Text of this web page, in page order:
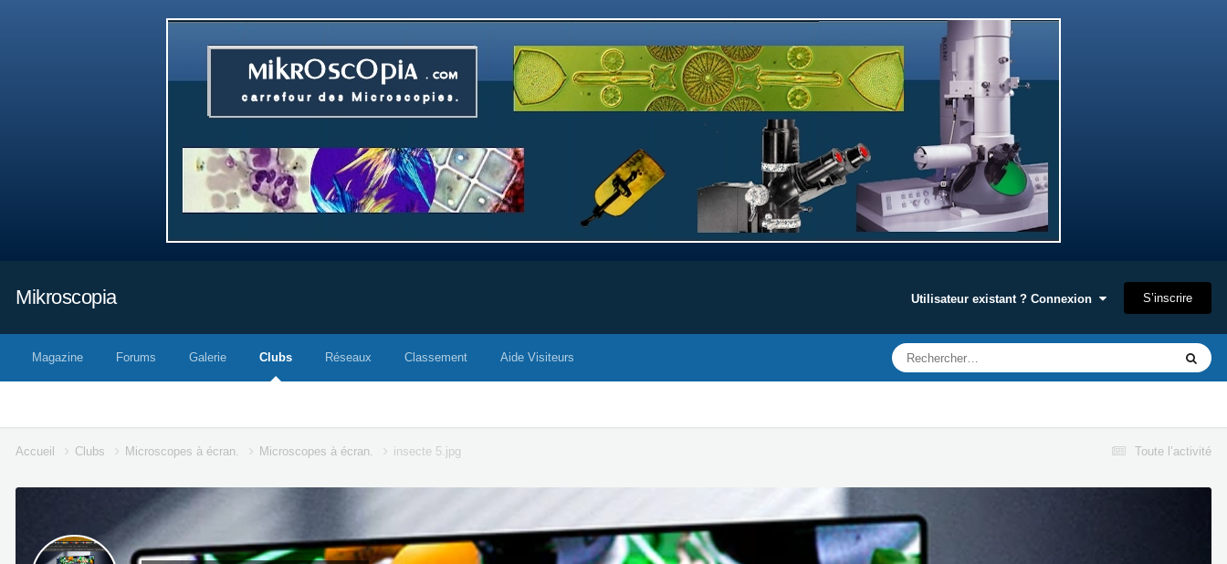
Mikroscopia Utilisateur existant ? Connexion S’inscrire
Magazine Forums Galerie Clubs Réseaux Classement Aide Visiteurs
Toute l’activité
Accueil Clubs Microscopes à écran. Microscopes à écran. insecte 5.jpg